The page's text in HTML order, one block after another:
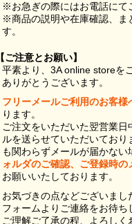
※お急ぎの際にはお電話にて
※商品の説明や在庫確認、ま
す。
【ご注意とお願い】
平素より、3A online storeを
ありがとうございます。
フリーメールご利用のお客様
ります。
ご注文をいただいた翌営業
ルを送らせていただいてお
も関わらずメールが届かない
ォルダのご確認、ご登録時
お願いいたしております。
お気づきの点などございま
フォームよりご連絡をお待ち
ご理解ご了承の程、よろし